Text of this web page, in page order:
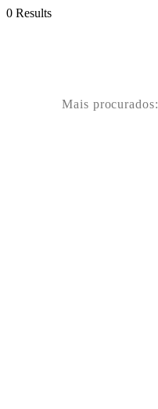
0 Results
Mais procurados: